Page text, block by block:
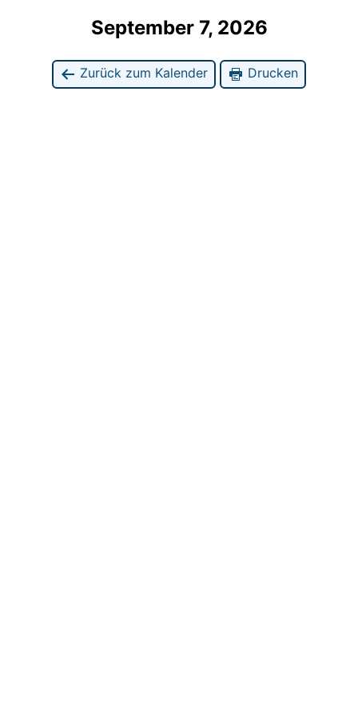
September 7, 2026
Zurück zum Kalender Drucken